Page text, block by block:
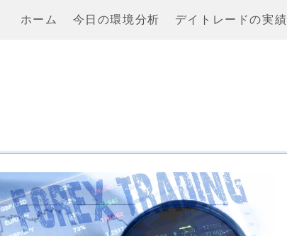
ホーム 今日の環境分析 デイトレードの実績